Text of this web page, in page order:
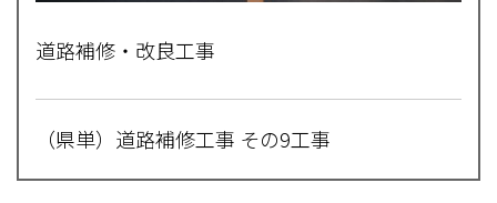
道路補修・改良工事
（県単）道路補修工事 その9工事